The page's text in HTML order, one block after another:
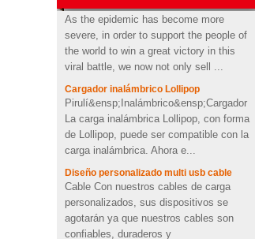
personalizado memoria USB
Unidad de lápiz en forma de
pasta de dientes
Cactus personalizado
de poder de pvc suave
Cargador OEM inalámbrico
personalizado en forma de
4Ω 2W buena forma
personalizada de vídeo PVC
inalámbrico Bluetooth
severe, in order to support the people of
the world to win a great victory in this
viral battle, we now not only sell ...
Cargador inalámbrico Lollipop
La carga inalámbrica Lollipop, con forma
de Lollipop, puede ser compatible con la
carga inalámbrica. Ahora e...
Diseño personalizado multi usb cable
personalizados, sus dispositivos se
agotarán ya que nuestros cables son
confiables, duraderos y
multifuncionales,...